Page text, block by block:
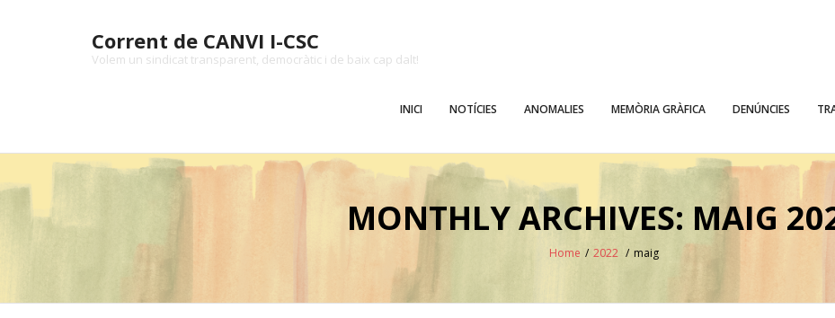
Corrent de CANVI I-CSC
Volem un sindicat transparent, democràtic i de baix cap dalt!
INICI NOTÍCIES ANOMALIES MEMÒRIA GRÀFICA DENÚNCIES
MONTHLY ARCHIVES: MAIG
Home / 2022 / maig